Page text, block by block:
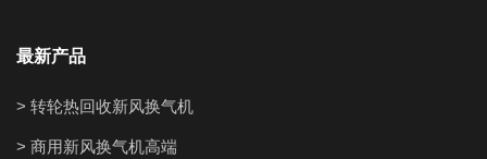
最新产品
> 转轮热回收新风换气机
> 商用新风换气机高端